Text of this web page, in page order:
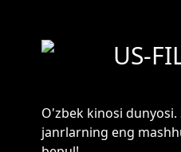
US-
O'zbek kinosi
janrlarning eng